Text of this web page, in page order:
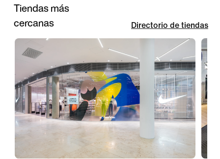
Tiendas más
cercanas
Directorio de tiendas